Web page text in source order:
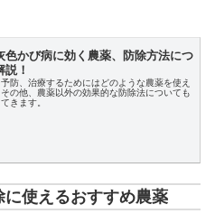
色かび病に効く農薬、防除方法につ
説！
防、治療するためにはどのような農薬を使え
の他、農薬以外の効果的な防除法についても
きます。
に使えるおすすめ農薬